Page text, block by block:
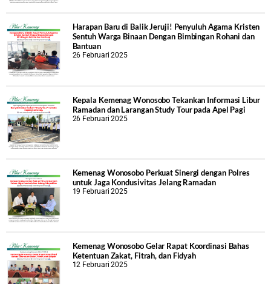
Harapan Baru di Balik Jeruji! Penyuluh Agama Kristen
Sentuh Warga Binaan Dengan Bimbingan Rohani dan
Bantuan
26 Februari 2025
Kepala Kemenag Wonosobo Tekankan Informasi Libur
Ramadan dan Larangan Study Tour pada Apel Pagi
26 Februari 2025
Kemenag Wonosobo Perkuat Sinergi dengan Polres
untuk Jaga Kondusivitas Jelang Ramadan
19 Februari 2025
Kemenag Wonosobo Gelar Rapat Koordinasi Bahas
Ketentuan Zakat, Fitrah, dan Fidyah
12 Februari 2025